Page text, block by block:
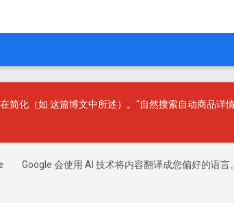
简化（如 这篇博文中所述）。“自然搜索自动商品详
Google 会使用 AI 技术将内容翻译成您偏好的语言